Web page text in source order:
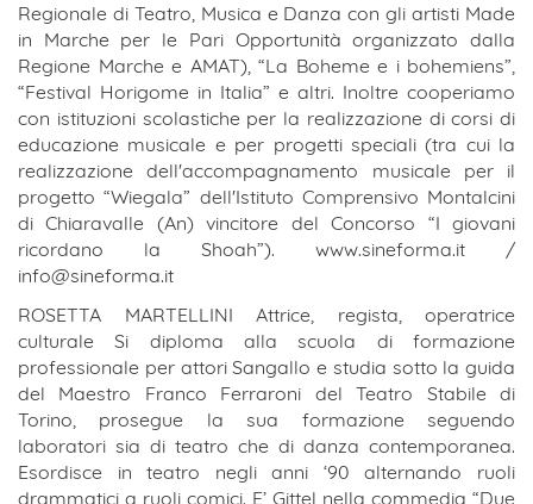
Regionale di Teatro, Musica e Danza con gli artisti Made
in Marche per le Pari Opportunità organizzato dalla
Regione Marche e AMAT), “La Boheme e i bohemiens”,
“Festival Horigome in Italia” e altri. Inoltre cooperiamo
con istituzioni scolastiche per la realizzazione di corsi di
educazione musicale e per progetti speciali (tra cui la
realizzazione dell'accompagnamento musicale per il
progetto “Wiegala” dell'Istituto Comprensivo Montalcini
di Chiaravalle (An) vincitore del Concorso “I giovani
ricordano la Shoah”). www.sineforma.it /
info@sineforma.it
ROSETTA MARTELLINI Attrice, regista, operatrice
culturale Si diploma alla scuola di formazione
professionale per attori Sangallo e studia sotto la guida
del Maestro Franco Ferraroni del Teatro Stabile di
Torino, prosegue la sua formazione seguendo
laboratori sia di teatro che di danza contemporanea.
Esordisce in teatro negli anni ‘90 alternando ruoli
drammatici a ruoli comici. E’ Gittel nella commedia “Due